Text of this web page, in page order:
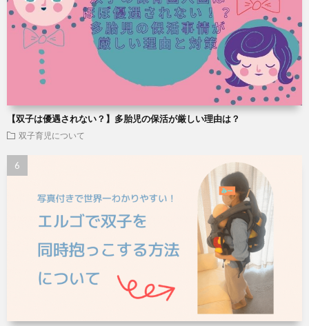
【双子は優遇されない？】多胎児の保活が厳しい理由は？
双子育児について